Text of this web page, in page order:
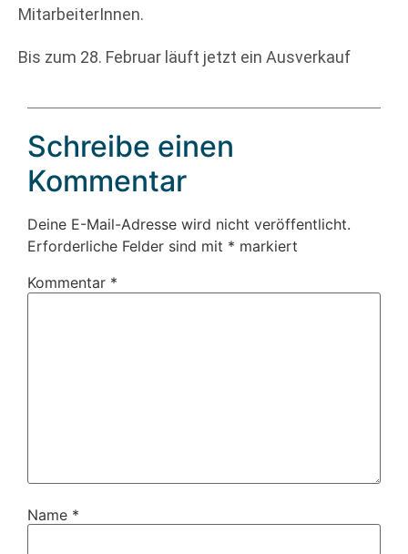
MitarbeiterInnen.
Bis zum 28. Februar läuft jetzt ein Ausverkauf
Schreibe einen
Kommentar
Deine E-Mail-Adresse wird nicht veröffentlicht.
Erforderliche Felder sind mit * markiert
Kommentar *
Name *